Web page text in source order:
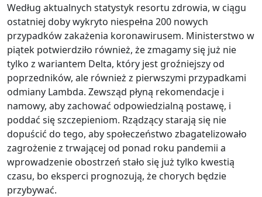
Według aktualnych statystyk resortu zdrowia, w ciągu
ostatniej doby wykryto niespełna 200 nowych
przypadków zakażenia koronawirusem. Ministerstwo w
piątek potwierdziło również, że zmagamy się już nie
tylko z wariantem Delta, który jest groźniejszy od
poprzedników, ale również z pierwszymi przypadkami
odmiany Lambda. Zewsząd płyną rekomendacje i
namowy, aby zachować odpowiedzialną postawę, i
poddać się szczepieniom. Rządzący starają się nie
dopuścić do tego, aby społeczeństwo zbagatelizowało
zagrożenie z trwającej od ponad roku pandemii a
wprowadzenie obostrzeń stało się już tylko kwestią
czasu, bo eksperci prognozują, że chorych będzie
przybywać.